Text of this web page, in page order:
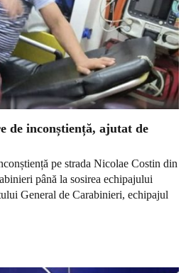
de inconștiență, ajutat de
pe strada Nicolae Costin din
până la sosirea echipajului
General de Carabinieri, echipajul